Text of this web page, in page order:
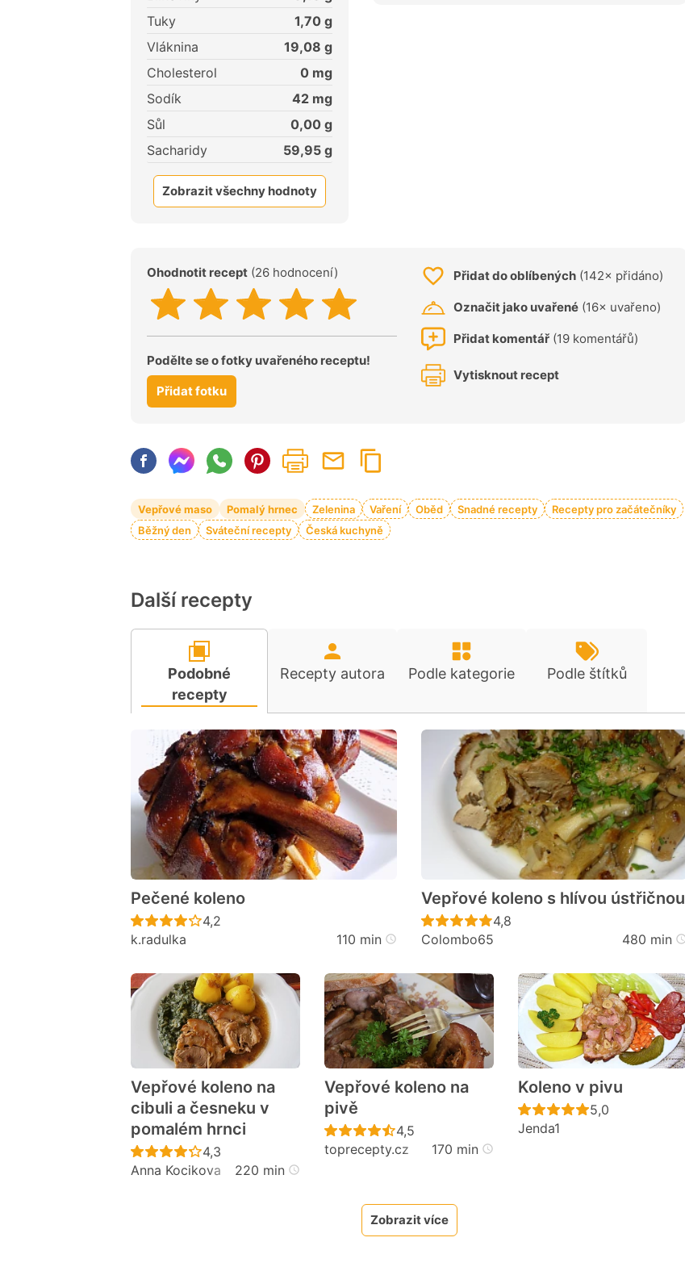
Tuky
1,70 g
Vláknina
19,08 g
Cholesterol
0 mg
Sodík
42 mg
Sůl
0,00 g
Sacharidy
59,95 g
Zobrazit všechny hodnoty
Ohodnotit recept (26 hodnocení)
Podělte se o fotky uvařeného receptu!
Přidat fotku
Přidat do oblíbených (142× přidáno)
Označit jako uvařené (16× uvařeno)
Přidat komentář (19 komentářů)
Vytisknout recept
Vepřové maso Pomalý hrnec Zelenina Vaření Oběd Snadné recepty
Recepty pro začátečníky
Běžný den
Sváteční recepty Česká kuchyně
Další recepty
Podobné
recepty
Recepty autora Podle kategorie Podle štítků
Pečené koleno
Recept ještě nebyl hodnocen
4,2
k.radulka
110 min
Vepřové koleno s hlívou ústřičnou
Recept ještě nebyl hodnocen
4,8
Colombo65
480 min
Vepřové koleno na
cibuli a česneku v
pomalém hrnci
Recept ještě nebyl hodnocen
4,3
Anna Kocikova
220 min
Vepřové koleno na
pivě
Recept ještě nebyl hodnocen
4,5
toprecepty.cz
170 min
Koleno v pivu
Recept ještě
5,0
Jenda1
Zobrazit více